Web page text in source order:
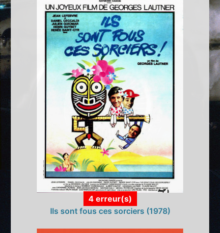
4 erreur(s)
Ils sont fous ces sorciers (1978)